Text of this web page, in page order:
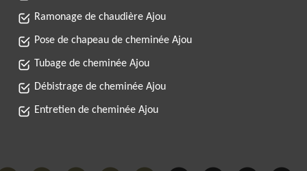
Ramonage de chaudière Ajou
Pose de chapeau de cheminée Ajou
Tubage de cheminée Ajou
Débistrage de cheminée Ajou
Entretien de cheminée Ajou